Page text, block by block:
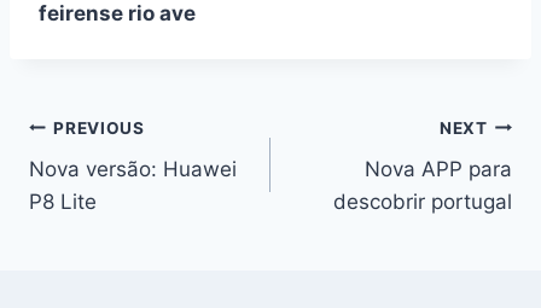
feirense rio ave
Navegação
de
PREVIOUS
Nova versão: Huawei
P8 Lite
NEXT
Nova APP para
descobrir portugal